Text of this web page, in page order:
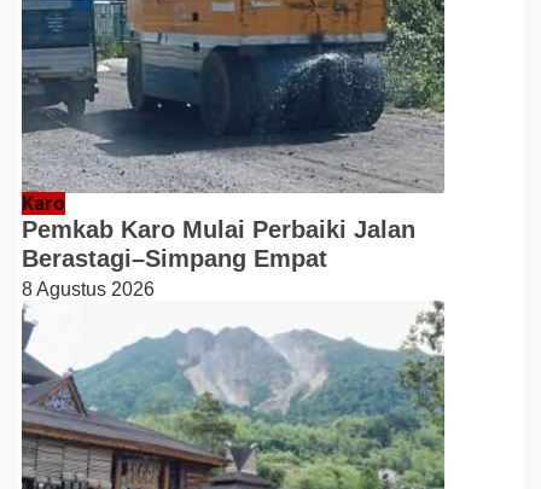
Karo
Pemkab Karo Mulai Perbaiki Jalan
Berastagi–Simpang Empat
8 Agustus 2026